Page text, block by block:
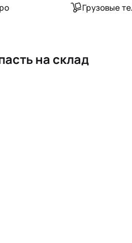
Грузовые
на склад